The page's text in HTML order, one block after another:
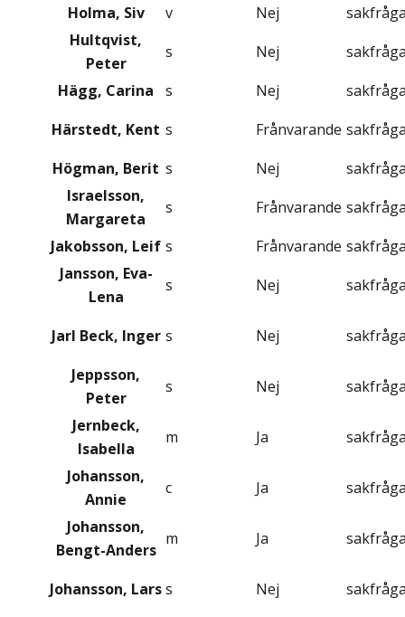
Holma, Siv
v Nej
Hultqvist,
Peter
s Nej
Hägg, Carina
s Nej
Härstedt, Kent s Frånvarande
Högman, Berit s Nej
Israelsson,
Margareta
s Frånvarande
Jakobsson, Leif s Frånvarande
Jansson, Eva-
Lena
s Nej
Jarl Beck, Inger s Nej
Jeppsson,
Peter
s Nej
Jernbeck,
Isabella
m Ja
Johansson,
Annie
c Ja
Johansson,
Bengt-Anders
m Ja
Johansson, Larss Nej